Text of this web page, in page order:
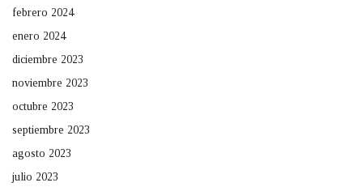
febrero 2024
enero 2024
diciembre 2023
noviembre 2023
octubre 2023
septiembre 2023
agosto 2023
julio 2023